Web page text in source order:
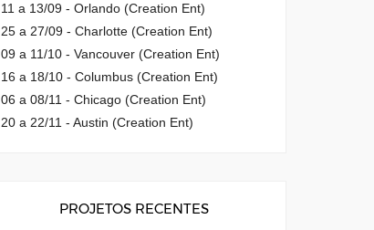
11 a 13/09 - Orlando (Creation Ent)
25 a 27/09 - Charlotte (Creation Ent)
09 a 11/10 - Vancouver (Creation Ent)
16 a 18/10 - Columbus (Creation Ent)
06 a 08/11 - Chicago (Creation Ent)
20 a 22/11 - Austin (Creation Ent)
PROJETOS RECENTES